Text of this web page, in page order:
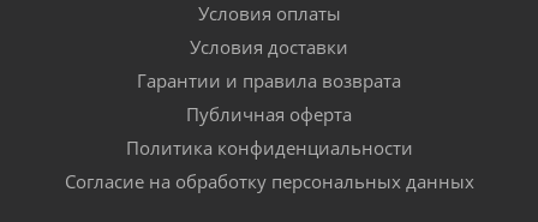
Условия оплаты
Условия доставки
Гарантии и правила возврата
Публичная оферта
Политика конфиденциальности
Согласие на обработку персональных данных